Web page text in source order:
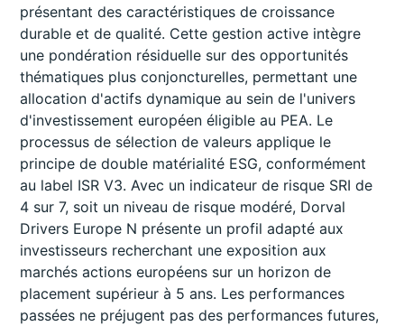
présentant des caractéristiques de croissance
durable et de qualité. Cette gestion active intègre
une pondération résiduelle sur des opportunités
thématiques plus conjoncturelles, permettant une
allocation d'actifs dynamique au sein de l'univers
d'investissement européen éligible au PEA. Le
processus de sélection de valeurs applique le
principe de double matérialité ESG, conformément
au label ISR V3. Avec un indicateur de risque SRI de
4 sur 7, soit un niveau de risque modéré, Dorval
Drivers Europe N présente un profil adapté aux
investisseurs recherchant une exposition aux
marchés actions européens sur un horizon de
placement supérieur à 5 ans. Les performances
passées ne préjugent pas des performances futures,